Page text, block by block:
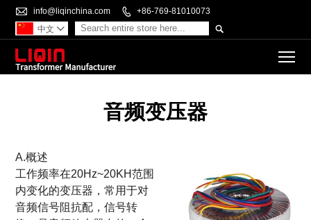
 info@liqinchina.com  +86-769-81010073

中文 
音频变压器
A.概述
工作频率在20Hz~20KH范围
内变化的变压器，常用于对
音频信号阻抗配，信号转